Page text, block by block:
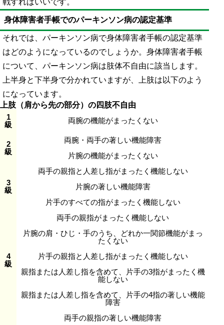
戦すればいいです。
身体障害者手帳でのパーキンソン病の認定基準
それでは、パーキンソン病で身体障害者手帳の認定基準
はどのようになっているのでしょうか。身体障害者手帳
について、パーキンソン病は肢体不自由に該当します。
上半身と下半身で分かれていますが、上肢は以下のよう
になっています。
上肢（肩から先の部分）の四肢不自由
1
級
両腕の機能がまったくない
2
級
両腕・両手の著しい機能障害
片腕の機能がまったくない
3
級
両手の親指と人差し指がまったく機能しない
片腕の著しい機能障害
片手のすべての指がまったく機能しない
4
級
両手の親指がまったく機能しない
片腕の肩・ひじ・手のうち、どれか一関節機能がまっ
たくない
片手の親指と人差し指がまったく機能しない
親指または人差し指を含めて、片手の3指がまったく機
能しない
親指または人差し指を含めて、片手の4指の著しい機能
障害
両手の親指の著しい機能障害